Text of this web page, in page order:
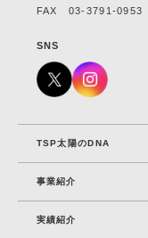
FAX 03-3791-0953
SNS
TSP太陽のDNA
事業紹介
実績紹介